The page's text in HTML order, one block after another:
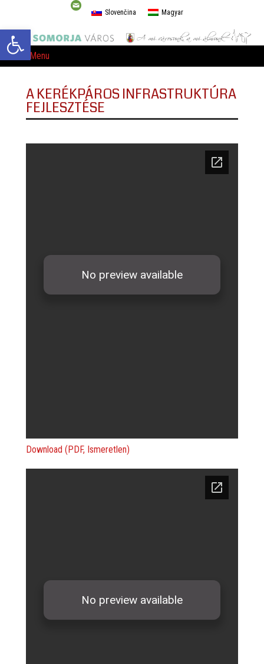
Eszköztár megnyitása
Slovenčina Magyar
Menu
A KERÉKPÁROS INFRASTRUKTÚRA
FEJLESZTÉSE
Download (PDF, Ismeretlen)